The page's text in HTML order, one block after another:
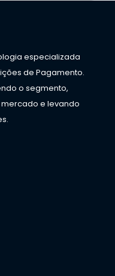
especializada
de Pagamento.
o segmento,
e levando